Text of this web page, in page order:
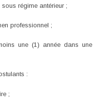
régime antérieur ;
professionnel ;
une (1) année dans une
:
;